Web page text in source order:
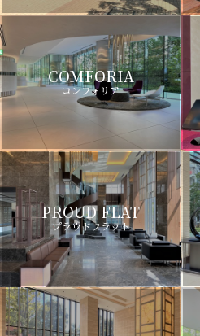
COMFORIA
コンフォリア
PROUD FLAT
プラウドフラット